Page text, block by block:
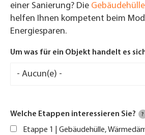
einer Sanierung? Die
helfen Ihnen kompetent beim
Energiesparen.
Um was für ein Objekt handelt es
Welche Etappen interessieren Sie? ?
Etappe 1 | Gebäudehülle,